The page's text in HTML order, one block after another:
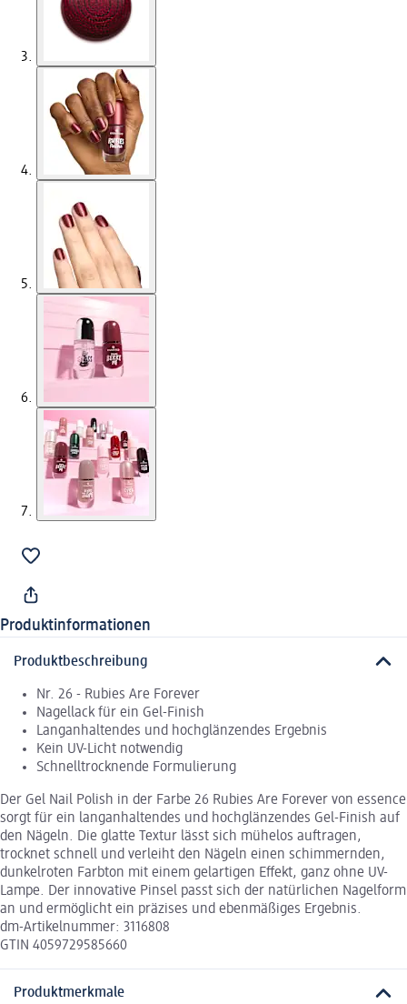
Produktinformationen
Produktbeschreibung
Nr. 26 - Rubies Are Forever
Nagellack für ein Gel-Finish
Langanhaltendes und hochglänzendes Ergebnis
Kein UV-Licht notwendig
Schnelltrocknende Formulierung
Der Gel Nail Polish in der Farbe 26 Rubies Are Forever von essence
sorgt für ein langanhaltendes und hochglänzendes Gel-Finish auf
den Nägeln. Die glatte Textur lässt sich mühelos auftragen,
trocknet schnell und verleiht den Nägeln einen schimmernden,
dunkelroten Farbton mit einem gelartigen Effekt, ganz ohne UV-
Lampe. Der innovative Pinsel passt sich der natürlichen Nagelform
an und ermöglicht ein präzises und ebenmäßiges Ergebnis.
dm-Artikelnummer: 3116808
GTIN 4059729585660
Produktmerkmale